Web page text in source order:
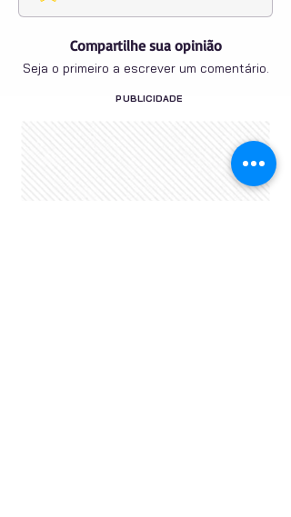
Compartilhe sua opinião
Seja o primeiro a escrever um comentário.
PUBLICIDADE